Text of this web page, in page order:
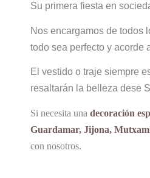
Su primera fiesta en
Nos encargamos de todos
todo sea perfecto y acorde
El vestido o traje siempre
resaltarán la belleza dese
Si necesita una decoración
Guardamar, Jijona,
con nosotros.